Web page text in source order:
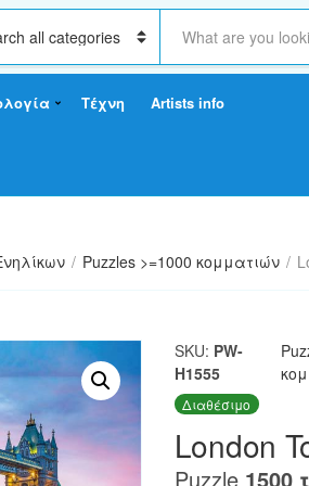
S
a
c
x
Τέχνη Artists info
/ Puzzles >=1000 κομματιών /
SKU: PW-
H1555
Διαθέσιμο
London
Puzzle 1500